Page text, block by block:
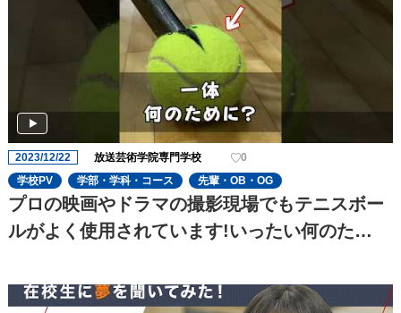
2023/12/22 放送芸術学院専門学校
0
学校PV
学部・学科・コース 先輩・OB・OG
プロの映画やドラマの撮影現場でもテニスボー
ルがよく使用されています!いったい何のた